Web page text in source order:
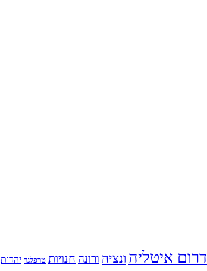
דרום איטליה ונציה ורונה חנויות טרפלגר יהדות